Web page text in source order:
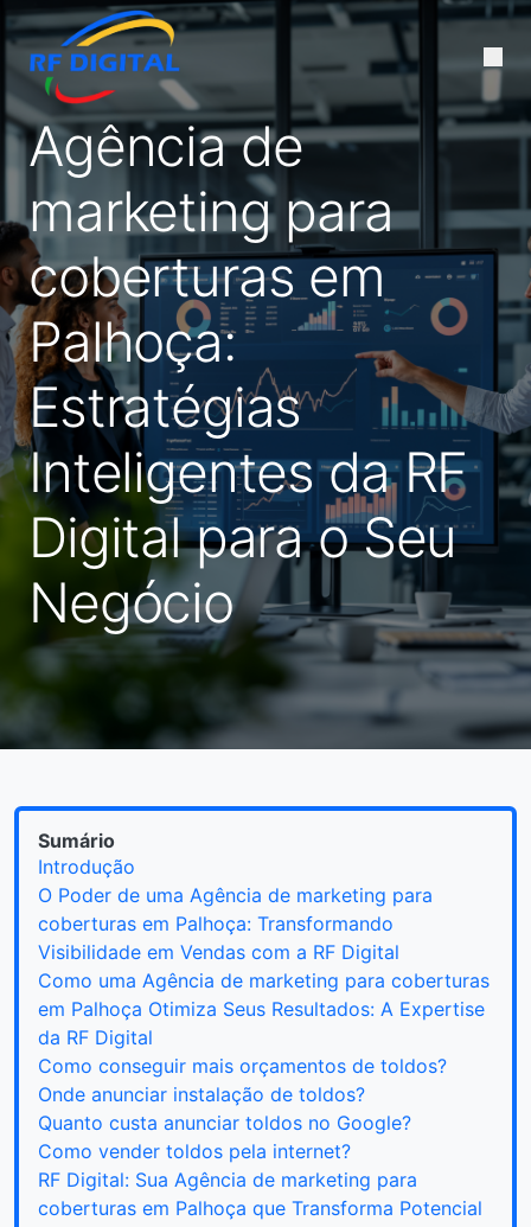
Agência de
marketing para
coberturas em
Palhoça:
Estratégias
Inteligentes da RF
Digital para o Seu
Negócio
Sumário
Introdução
O Poder de uma Agência de marketing para
coberturas em Palhoça: Transformando
Visibilidade em Vendas com a RF Digital
Como uma Agência de marketing para coberturas
em Palhoça Otimiza Seus Resultados: A Expertise
da RF Digital
Como conseguir mais orçamentos de toldos?
Onde anunciar instalação de toldos?
Quanto custa anunciar toldos no Google?
Como vender toldos pela internet?
RF Digital: Sua Agência de marketing para
coberturas em Palhoça que Transforma Potencial